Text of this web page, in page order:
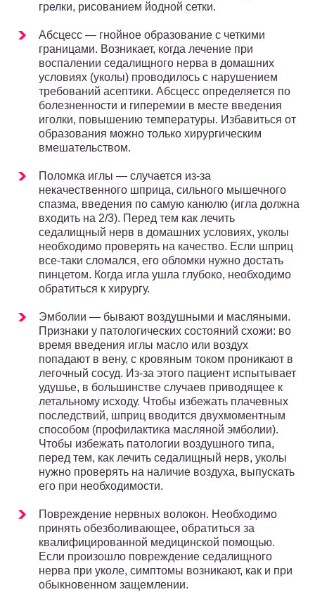
грелки, рисованием йодной сетки.
Абсцесс — гнойное образование с четкими
границами. Возникает, когда лечение при
воспалении седалищного нерва в домашних
условиях (уколы) проводилось с нарушением
требований асептики. Абсцесс определяется по
болезненности и гиперемии в месте введения
иголки, повышению температуры. Избавиться от
образования можно только хирургическим
вмешательством.
Поломка иглы — случается из-за
некачественного шприца, сильного мышечного
спазма, введения по самую канюлю (игла должна
входить на 2/3). Перед тем как лечить
седалищный нерв в домашних условиях, уколы
необходимо проверять на качество. Если шприц
все-таки сломался, его обломки нужно достать
пинцетом. Когда игла ушла глубоко, необходимо
обратиться к хирургу.
Эмболии — бывают воздушными и масляными.
Признаки у патологических состояний схожи: во
время введения иглы масло или воздух
попадают в вену, с кровяным током проникают в
легочный сосуд. Из-за этого пациент испытывает
удушье, в большинстве случаев приводящее к
летальному исходу. Чтобы избежать плачевных
последствий, шприц вводится двухмоментным
способом (профилактика масляной эмболии).
Чтобы избежать патологии воздушного типа,
перед тем, как лечить седалищный нерв, уколы
нужно проверять на наличие воздуха, выпускать
его при необходимости.
Повреждение нервных волокон. Необходимо
принять обезболивающее, обратиться за
квалифицированной медицинской помощью.
Если произошло повреждение седалищного
нерва при уколе, симптомы возникают, как и при
обыкновенном защемлении.